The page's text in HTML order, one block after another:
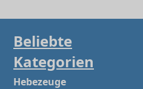
Beliebte
Kategorien
Hebezeuge